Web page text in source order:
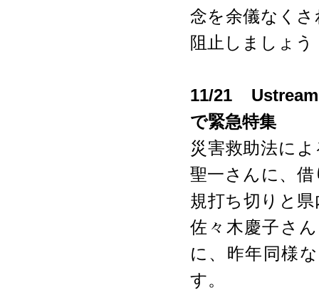
念を余儀なく
阻止しましょう
11/21
で緊急特集
災害救助法に
聖一さんに、
規打ち切りと
佐々木慶子さ
に、昨年同様
す。